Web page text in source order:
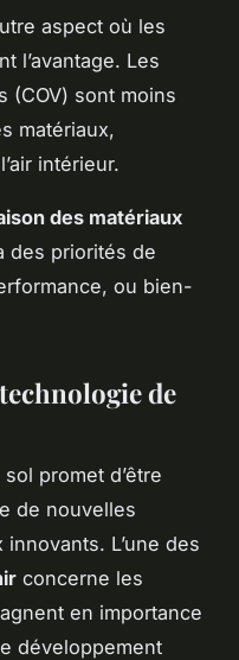
aspect où les
l’avantage. Les
(COV) sont moins
matériaux,
intérieur.
des matériaux
des priorités de
ou bien-
de
sol promet d’être
de nouvelles
L’une des
concerne les
en importance
développement